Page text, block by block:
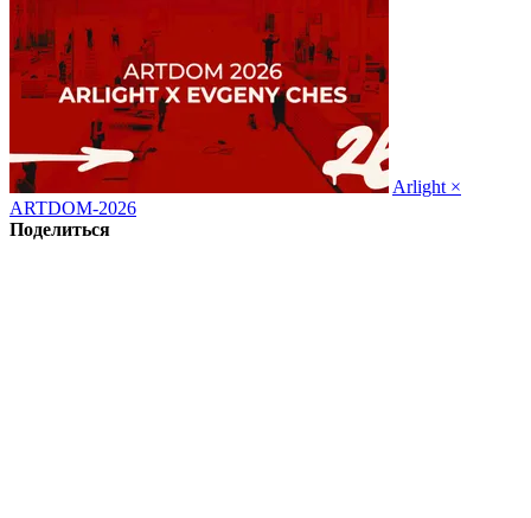
Arlight ×
ARTDOM-2026
Поделиться